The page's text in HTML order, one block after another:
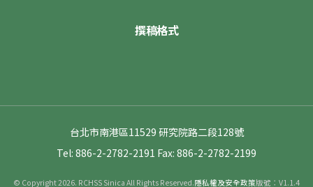
撰稿格式
台北市南港區11529 研究院路二段128號
Tel: 886-2-2782-2191 Fax: 886-2-2782-2199
© Copyright 2026. RCHSS Sinica All Rights Reserved.隱私權及安全政策版號：V1.1.4